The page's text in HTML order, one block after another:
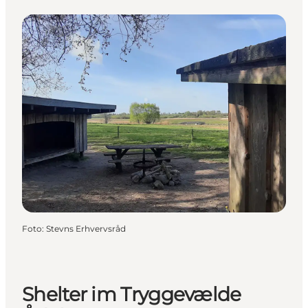
Foto: Stevns Erhvervsråd
Shelter im Tryggevælde